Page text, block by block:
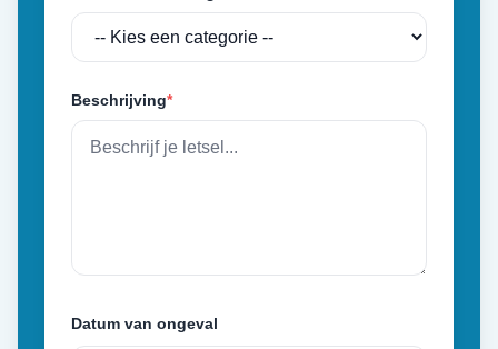
Beschrijving*
Datum van ongeval